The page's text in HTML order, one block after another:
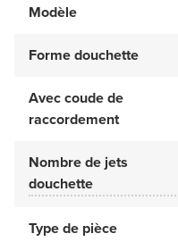
Modèle
Forme douchette
Avec coude de
raccordement
Nombre de jets
douchette
Type de pièce